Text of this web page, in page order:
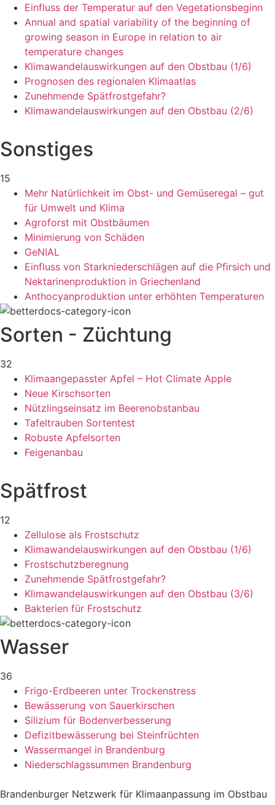
Einfluss der Temperatur auf den Vegetationsbeginn
Annual and spatial variability of the beginning of
growing season in Europe in relation to air
temperature changes
Klimawandelauswirkungen auf den Obstbau (1/6)
Prognosen des regionalen Klimaatlas
Zunehmende Spätfrostgefahr?
Klimawandelauswirkungen auf den Obstbau (2/6)
Sonstiges
15
Mehr Natürlichkeit im Obst- und Gemüseregal – gut
für Umwelt und Klima
Agroforst mit Obstbäumen
Minimierung von Schäden
GeNIAL
Einfluss von Starkniederschlägen auf die Pfirsich und
Nektarinenproduktion in Griechenland
Anthocyanproduktion unter erhöhten Temperaturen
Sorten - Züchtung
32
Klimaangepasster Apfel – Hot Climate Apple
Neue Kirschsorten
Nützlingseinsatz im Beerenobstanbau
Tafeltrauben Sortentest
Robuste Apfelsorten
Feigenanbau
Spätfrost
12
Zellulose als Frostschutz
Klimawandelauswirkungen auf den Obstbau (1/6)
Frostschutzberegnung
Zunehmende Spätfrostgefahr?
Klimawandelauswirkungen auf den Obstbau (3/6)
Bakterien für Frostschutz
Wasser
36
Frigo-Erdbeeren unter Trockenstress
Bewässerung von Sauerkirschen
Silizium für Bodenverbesserung
Defizitbewässerung bei Steinfrüchten
Wassermangel in Brandenburg
Niederschlagssummen Brandenburg
Brandenburger Netzwerk für Klimaanpassung im Obstbau